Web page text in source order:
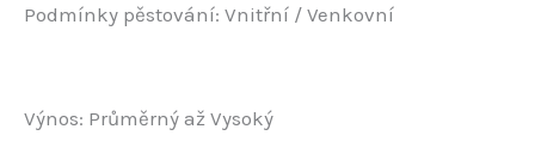
Podmínky pěstování: Vnitřní / Venkovní
Výnos: Průměrný až Vysoký